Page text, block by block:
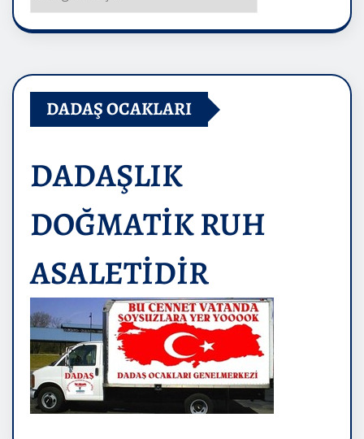
DADAŞ OCAKLARI
DADAŞLIK
DOĞMATİK RUH
ASALETİDİR